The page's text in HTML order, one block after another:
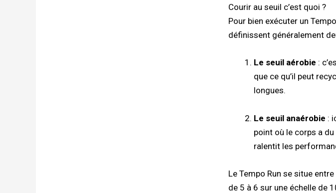
Courir au seuil c’est quoi ?
Pour bien exécuter un
définissent généralement
Le seuil aérobie :
que ce qu’il peut
longues.
Le seuil anaérobie :
point où le corps a du
ralentit les
Le Tempo Run se situe
de 5 à 6 sur une échelle de